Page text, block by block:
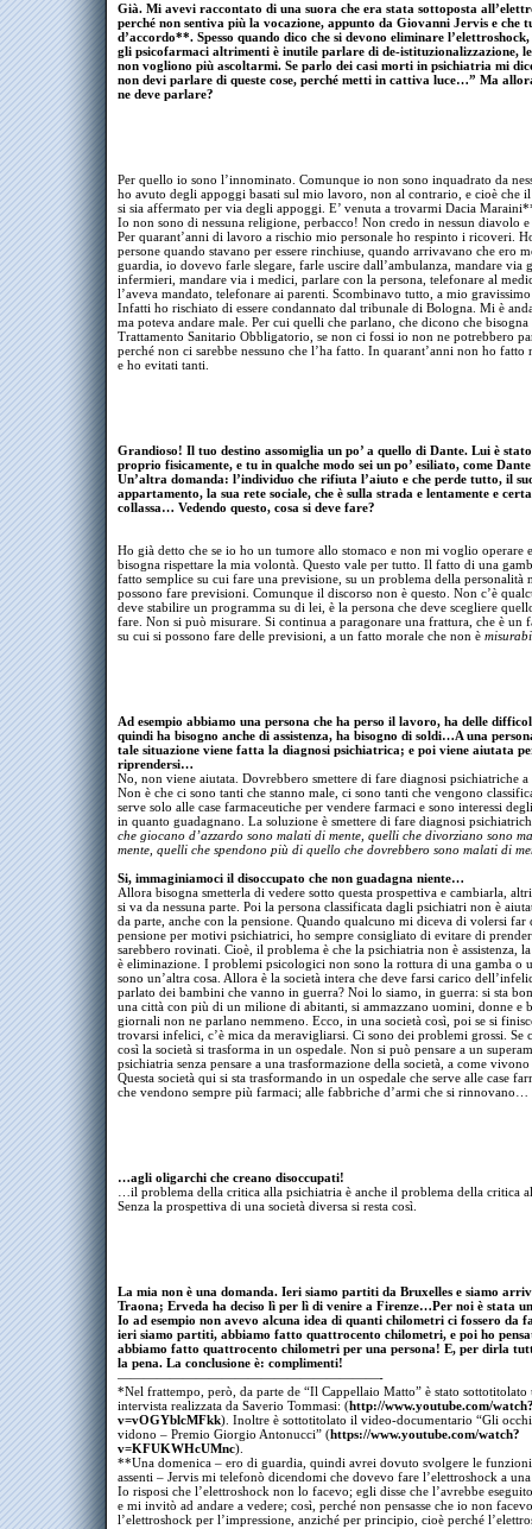
Già. Mi avevi raccontato di una suora che era stata sottoposta
perché non sentiva più la vocazione, appunto da Giovanni Jervis e che
d’accordo**. Spesso quando dico che si devono eliminare
gli psicofarmaci altrimenti è inutile parlare di de-istituzionalizzazione, le
non vogliono più ascoltarmi. Se parlo dei casi morti in psichiatria mi
non devi parlare di queste cose, perché metti in cattiva luce…” Ma
ne deve parlare?
Per quello io sono l’innominato. Comunque io non sono inquadrato da
ho avuto degli appoggi basati sul mio lavoro, non al contrario, e cioè che
si sia affermato per via degli appoggi. E’ venuta a trovarmi Dacia
Io non sono di nessuna religione, perbacco! Non credo in nessun diavolo e
Per quarant’anni di lavoro a rischio mio personale ho respinto i ricoveri.
persone quando stavano per essere rinchiuse, quando arrivavano che ero
guardia, io dovevo farle slegare, farle uscire dall’ambulanza, mandare via
infermieri, mandare via i medici, parlare con la persona, telefonare al
l’aveva mandato, telefonare ai parenti. Scombinavo tutto, a mio
Infatti ho rischiato di essere condannato dal tribunale di Bologna. Mi è
ma poteva andare male. Per cui quelli che parlano, che dicono che
Trattamento Sanitario Obbligatorio, se non ci fossi io non ne potrebbero
perché non ci sarebbe nessuno che l’ha fatto. In quarant’anni non ho fatto
e ho evitati tanti.
Grandioso! Il tuo destino assomiglia un po’ a quello di Dante. Lui è
proprio fisicamente, e tu in qualche modo sei un po’ esiliato, come
Un’altra domanda: l’individuo che rifiuta l’aiuto e che perde tutto, il
appartamento, la sua rete sociale, che è sulla strada e lentamente e
collassa… Vedendo questo, cosa si deve fare?
Ho già detto che se io ho un tumore allo stomaco e non mi voglio operare
bisogna rispettare la mia volontà. Questo vale per tutto. Il fatto di una
fatto semplice su cui fare una previsione, su un problema della personalità
possono fare previsioni. Comunque il discorso non è questo. Non c’è
deve stabilire un programma su di lei, è la persona che deve scegliere
fare. Non si può misurare. Si continua a paragonare una frattura, che è un
su cui si possono fare delle previsioni, a un fatto morale che non è
Ad esempio abbiamo una persona che ha perso il lavoro, ha delle
quindi ha bisogno anche di assistenza, ha bisogno di soldi…A una
tale situazione viene fatta la diagnosi psichiatrica; e poi viene aiutata
riprendersi…
No, non viene aiutata. Dovrebbero smettere di fare diagnosi psichiatriche
Non è che ci sono tanti che stanno male, ci sono tanti che vengono
serve solo alle case farmaceutiche per vendere farmaci e sono interessi
in quanto guadagnano. La soluzione è smettere di fare diagnosi
che giocano d’azzardo sono malati di mente, quelli che divorziano sono
mente, quelli che spendono più di quello che dovrebbero sono malati di
Si, immaginiamoci il disoccupato che non guadagna niente…
Allora bisogna smetterla di vedere sotto questa prospettiva e cambiarla,
si va da nessuna parte. Poi la persona classificata dagli psichiatri non è
da parte, anche con la pensione. Quando qualcuno mi diceva di volersi far
pensione per motivi psichiatrici, ho sempre consigliato di evitare di
sarebbero rovinati. Cioè, il problema è che la psichiatria non è assistenza,
è eliminazione. I problemi psicologici non sono la rottura di una gamba o
sono un’altra cosa. Allora è la società intera che deve farsi carico
parlato dei bambini che vanno in guerra? Noi lo siamo, in guerra: si sta
una città con più di un milione di abitanti, si ammazzano uomini, donne e
giornali non ne parlano nemmeno. Ecco, in una società così, poi se si
trovarsi infelici, c’è mica da meravigliarsi. Ci sono dei problemi grossi. Se
così la società si trasforma in un ospedale. Non si può pensare a un
psichiatria senza pensare a una trasformazione della società, a come
Questa società qui si sta trasformando in un ospedale che serve alle case
che vendono sempre più farmaci; alle fabbriche d’armi che si rinnovano…
…agli oligarchi che creano disoccupati!
…il problema della critica alla psichiatria è anche il problema della critica
Senza la prospettiva di una società diversa si resta così.
La mia non è una domanda. Ieri siamo partiti da Bruxelles e siamo
Traona; Erveda ha deciso lì per lì di venire a Firenze…Per noi è stata
Io ad esempio non avevo alcuna idea di quanti chilometri ci fossero da
ieri siamo partiti, abbiamo fatto quattrocento chilometri, e poi ho
abbiamo fatto quattrocento chilometri per una persona! E, per dirla
la pena. La conclusione è: complimenti!
————————————————————-
*Nel frattempo, però, da parte de “Il Cappellaio Matto” è stato sottotitolato
intervista realizzata da Saverio Tommasi: (http://www.youtube.com/
v=vOGYblcMFkk). Inoltre è sottotitolato il video-documentario “Gli
vidono – Premio Giorgio Antonucci” (https://www.youtube.com/watch?
v=KFUKWHcUMnc).
**Una domenica – ero di guardia, quindi avrei dovuto svolgere le
assenti – Jervis mi telefonò dicendomi che dovevo fare l’elettroshock a
Io risposi che l’elettroshock non lo facevo; egli disse che l’avrebbe
e mi invitò ad andare a vedere; così, perché non pensasse che io non facevo
l’elettroshock per l’impressione, anziché per principio, cioè perché